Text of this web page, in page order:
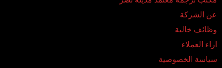
عن الشركة
وظائف خالية
اراء العملاء
سياسة الخصوصية